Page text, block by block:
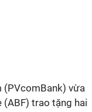
(PVcomBank) vừa
(ABF) trao tặng hai